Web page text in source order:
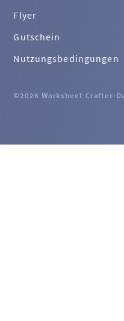
Flyer
Gutschein
Nutzungsbedingungen
©2026 Worksheet Crafter·